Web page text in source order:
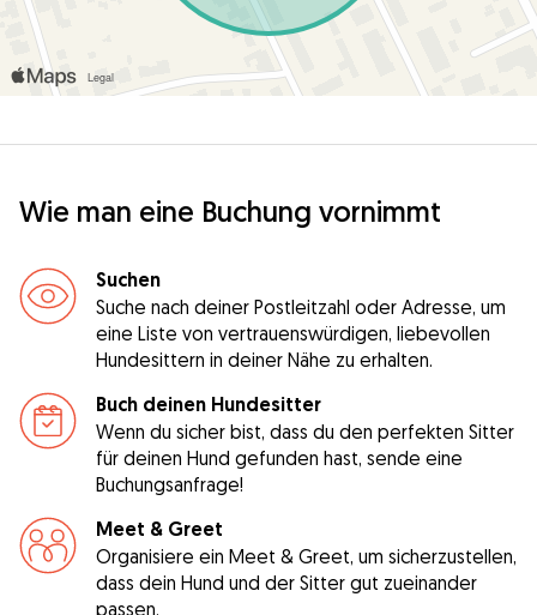
Wie man eine Buchung vornimmt
Suchen
Suche nach deiner Postleitzahl oder Adresse, um
eine Liste von vertrauenswürdigen, liebevollen
Hundesittern in deiner Nähe zu erhalten.
Buch deinen Hundesitter
Wenn du sicher bist, dass du den perfekten Sitter
für deinen Hund gefunden hast, sende eine
Buchungsanfrage!
Meet & Greet
Organisiere ein Meet & Greet, um sicherzustellen,
dass dein Hund und der Sitter gut zueinander
passen.